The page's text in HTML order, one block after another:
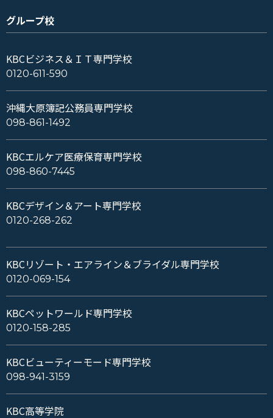
グループ校
KBCビジネス＆ＩＴ専門学校
0120-611-590
沖縄大原簿記公務員専門学校
098-861-1492
KBCエルケア医療保育専門学校
098-860-7445
KBCデザイン＆アート専門学校
0120-268-262
KBCリゾート・エアライン＆ブライダル専門学校
0120-069-154
KBCペットワールド専門学校
0120-158-285
KBCビューティーモード専門学校
098-941-3159
KBC高等学院